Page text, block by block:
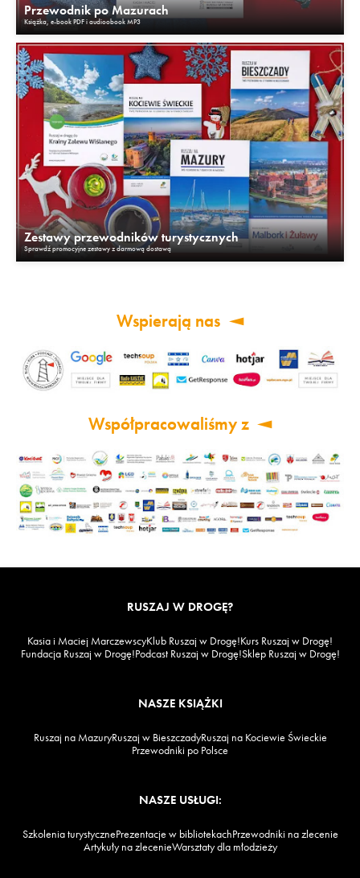
Przewodnik po Mazurach
Książka, e-book PDF i audioobook MP3
Zestawy przewodników turystycznych
Sprawdź promocyjne zestawy z darmową dostawą
Wspierają nas
Współpracowaliśmy z
RUSZAJ W DROGĘ?
Kasia i Maciej MarczewscyKlub Ruszaj w Drogę!Kurs Ruszaj w Drogę!
Fundacja Ruszaj w Drogę!Podcast Ruszaj w Drogę!Sklep Ruszaj w Drogę!
NASZE KSIĄŻKI
Ruszaj na MazuryRuszaj w BieszczadyRuszaj na Kociewie Świeckie
Przewodniki po Polsce
NASZE USŁUGI:
Szkolenia turystycznePrezentacje w bibliotekachPrzewodniki na zlecenie
Artykuły na zlecenieWarsztaty dla młodzieży